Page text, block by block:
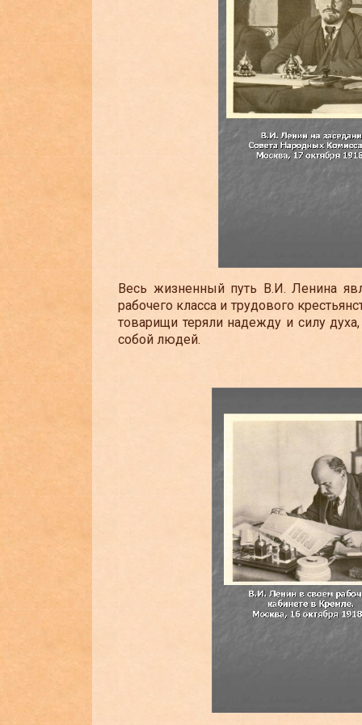
Весь жизненный путь В.И. Ленина
рабочего класса и трудового
товарищи теряли надежду и силу
собой людей.